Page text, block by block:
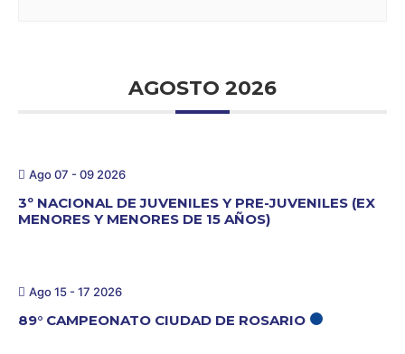
AGOSTO 2026
Ago 07 - 09 2026
3º NACIONAL DE JUVENILES Y PRE-JUVENILES (EX
MENORES Y MENORES DE 15 AÑOS)
Ago 15 - 17 2026
89° CAMPEONATO CIUDAD DE ROSARIO